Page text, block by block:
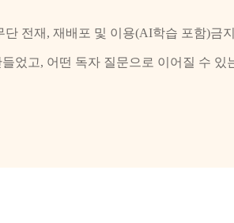
단 전재, 재배포 및 이용(AI학습 포함)금지
었고, 어떤 독자 질문으로 이어질 수 있